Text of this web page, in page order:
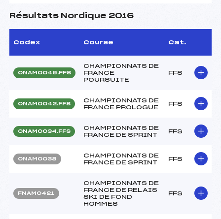
Résultats Nordique 2016
Codex Course Cat.
ONAM0046.FFS
CHAMPIONNATS DE
FRANCE
POURSUITE
FFS
ONAM0042.FFS
CHAMPIONNATS DE
FRANCE PROLOGUE
FFS
ONAM0034.FFS
CHAMPIONNATS DE
FRANCE DE SPRINT
FFS
ONAM0038
CHAMPIONNATS DE
FRANCE DE SPRINT
FFS
FNAM0421
CHAMPIONNATS DE
FRANCE DE RELAIS
SKI DE FOND
HOMMES
FFS